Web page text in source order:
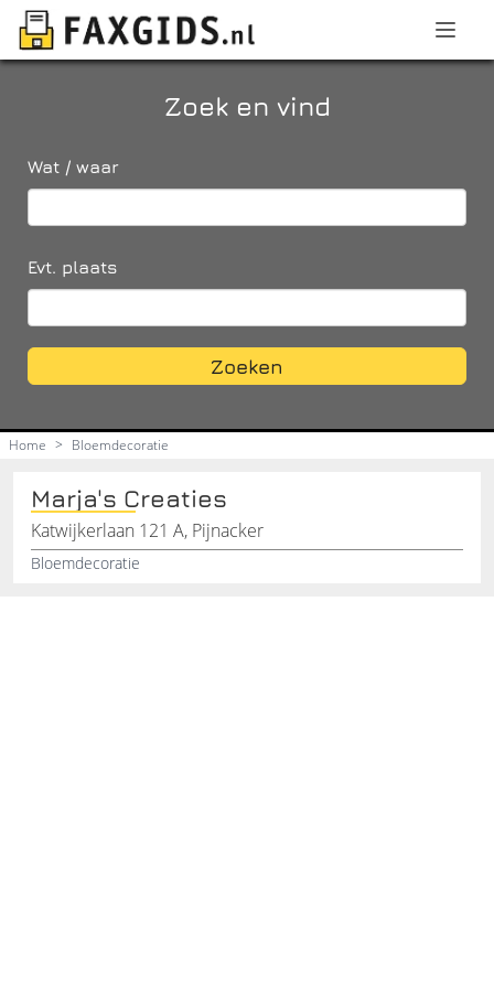
Zoek en vind
Wat / waar
Evt. plaats
Zoeken
Home > Bloemdecoratie
Marja's Creaties
Katwijkerlaan 121 A, Pijnacker
Bloemdecoratie